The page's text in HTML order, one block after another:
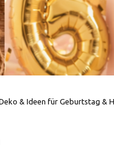
& Ideen für Geburtstag &